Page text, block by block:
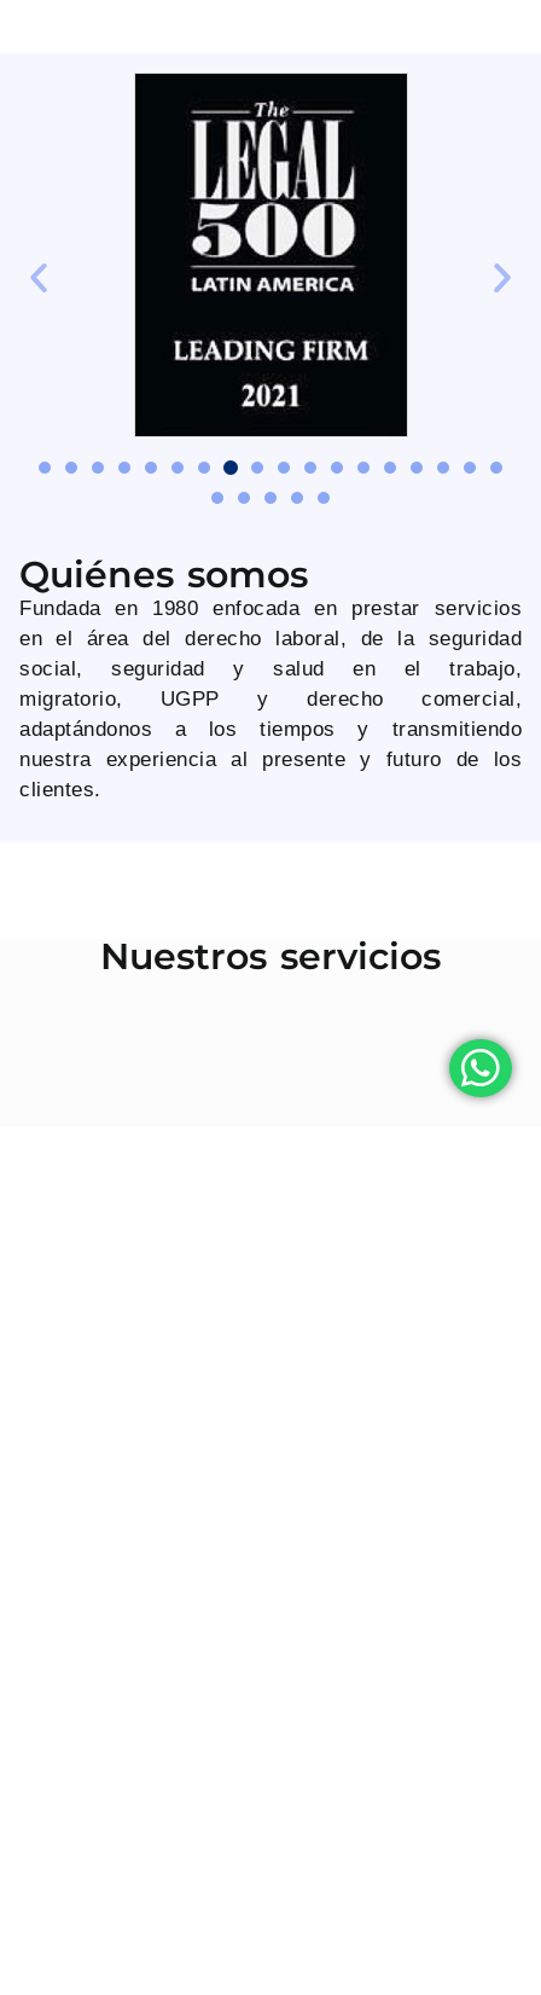
Firma
Líder en
Derecho
Laboral
Empresarial
desde
1980
Quiénes somos
Fundada en 1980 enfocada en prestar servicios
en el área del derecho laboral, de la seguridad
social, seguridad y salud en el trabajo,
migratorio, UGPP y derecho comercial,
adaptándonos a los tiempos y transmitiendo
nuestra experiencia al presente y futuro de los
clientes.
Nuestros servicios